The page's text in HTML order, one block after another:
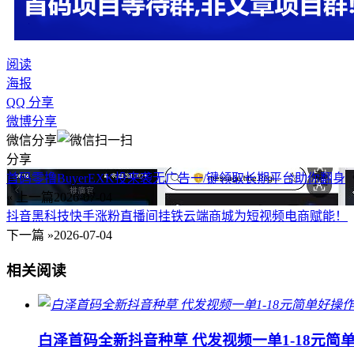
阅读
海报
QQ 分享
微博分享
微信分享
分享
首码零撸BuyerEXK投来袭无广告一/键领取长期平台助你翻身
« 上一篇2026-07-04
抖音黑科技快手涨粉直播间挂铁云端商城为短视频电商赋能！
下一篇 »2026-07-04
相关阅读
白泽首码全新抖音种草 代发视频一单1-18元简